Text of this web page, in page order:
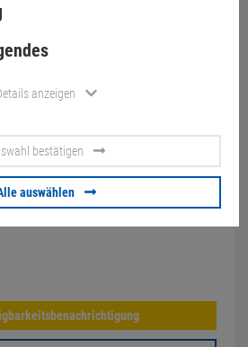
E6540 i5 4310M
1366x768
anzeigen
bestätigen
auswählen